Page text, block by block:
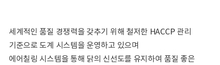
세계적인 품질 경쟁력을 갖추기 위해 철저한 HACCP 관리
기준으로 도계 시스템을 운영하고 있으며
에어칠링 시스템을 통해 닭의 신선도를 유지하여 품질 좋은